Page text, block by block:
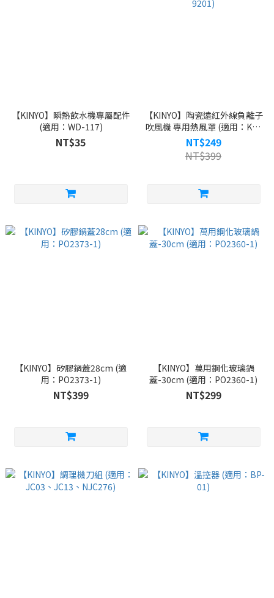
【KINYO】瞬熱飲水機專屬配件
(適用：WD-117)
NT$35
【KINYO】陶瓷遠紅外線負離子
吹風機 專用熱風罩 (適用：KH-
9201)
NT$249
NT$399
【KINYO】矽膠鍋蓋28cm (適
用：PO2373-1)
NT$399
【KINYO】萬用鋼化玻璃鍋
蓋-30cm (適用：PO2360-1)
NT$299